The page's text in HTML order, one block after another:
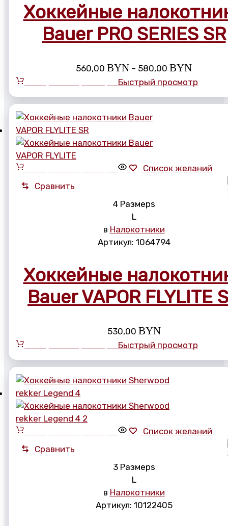
Хоккейные
Bauer PRO SERIES SR
560,00 BYN – 580,00 BYN
цен:
–
Быстрый просмотр
Список желаний
Сравнить
4 Размерs
L
в Налокотники
Артикул: 1064794
Хоккейные
Bauer VAPOR FLYLITE
530,00 BYN
Быстрый просмотр
Список желаний
Сравнить
3 Размерs
L
в Налокотники
Артикул: 10122405